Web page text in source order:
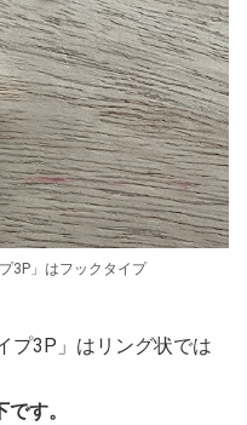
3P」はフックタイプ
プ3P」はリング状では
す。